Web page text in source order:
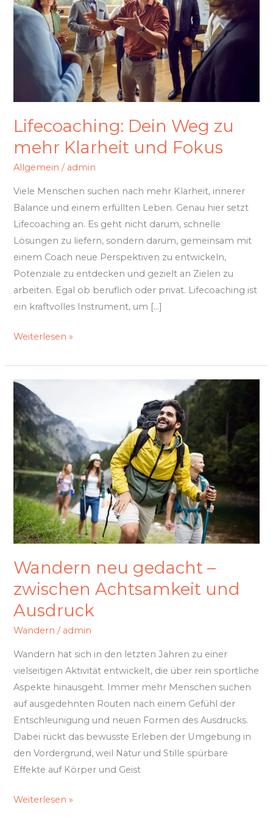
Lifecoaching: Dein Weg zu
mehr Klarheit und Fokus
Allgemein / admin
Viele Menschen suchen nach mehr Klarheit, innerer
Balance und einem erfüllten Leben. Genau hier setzt
Lifecoaching an. Es geht nicht darum, schnelle
Lösungen zu liefern, sondern darum, gemeinsam mit
einem Coach neue Perspektiven zu entwickeln,
Potenziale zu entdecken und gezielt an Zielen zu
arbeiten. Egal ob beruflich oder privat. Lifecoaching ist
ein kraftvolles Instrument, um […]
mehr
Klarheit
und
Fokus
Weiterlesen »
Wandern neu gedacht –
zwischen Achtsamkeit und
Ausdruck
Wandern / admin
Wandern hat sich in den letzten Jahren zu einer
vielseitigen Aktivität entwickelt, die über rein sportliche
Aspekte hinausgeht. Immer mehr Menschen suchen
auf ausgedehnten Routen nach einem Gefühl der
Entschleunigung und neuen Formen des Ausdrucks.
Dabei rückt das bewusste Erleben der Umgebung in
den Vordergrund, weil Natur und Stille spürbare
Effekte auf Körper und Geist
Wandern
neu
gedacht
–
zwischen
Achtsamkeit
und
Ausdruck
Weiterlesen »